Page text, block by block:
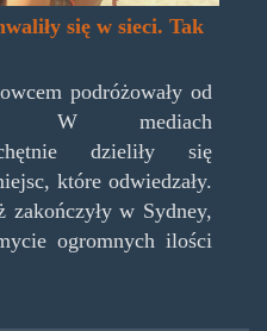
się w sieci. Tak
podróżowały od
W mediach
chętnie dzieliły się
które odwiedzały.
w Sydney,
ogromnych ilości